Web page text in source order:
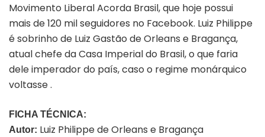
Movimento Liberal Acorda Brasil, que hoje possui
mais de 120 mil seguidores no Facebook. Luiz Philippe
é sobrinho de Luiz Gastão de Orleans e Bragança,
atual chefe da Casa Imperial do Brasil, o que faria
dele imperador do país, caso o regime monárquico
voltasse .
FICHA TÉCNICA:
Autor: Luiz Philippe de Orleans e Bragança